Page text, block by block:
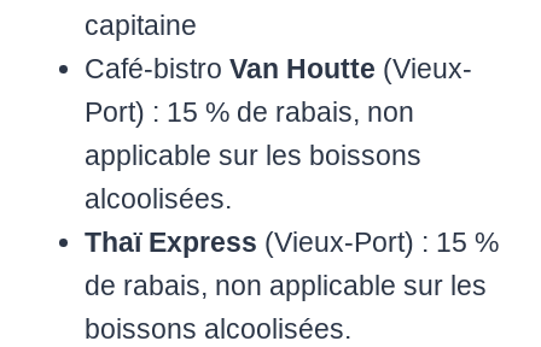
capitaine
Café-bistro Van Houtte (Vieux-
Port) : 15 % de rabais, non
applicable sur les boissons
alcoolisées.
Thaï Express (Vieux-Port) : 15 %
de rabais, non applicable sur les
boissons alcoolisées.